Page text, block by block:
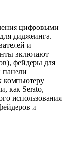
цифровыми
диджеинга.
и
включают
фейдеры для
панели
компьютеру
как Serato,
использования
и